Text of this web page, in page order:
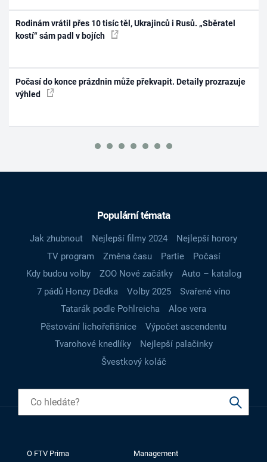
Rodinám vrátil přes 10 tisíc těl, Ukrajinců i Rusů. „Sběratel
kostí“ sám padl v bojích
Počasí do konce prázdnin může překvapit. Detaily prozrazuje
výhled
Populární témata
Jak zhubnout Nejlepší filmy 2024
Nejlepší horory
TV program
Změna času Partie
Počasí
Kdy budou volby
ZOO Nové začátky
Auto – katalog
7 pádů Honzy Dědka
Volby 2025
Svařené víno
Tatarák podle Pohlreicha
Aloe vera
Pěstování lichořeřišnice
Výpočet ascendentu
Tvarohové knedlíky
Nejlepší palačinky
Švestkový koláč
O FTV Prima Management